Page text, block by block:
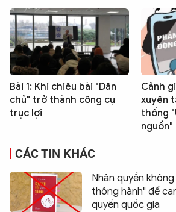
Bài 1: Khi chiêu bài "Dân
chủ" trở thành công cụ
trục lợi
Cảnh
xuyên
thống
nguồn"
CÁC TIN KHÁC
Nhân quyền
thông hành" để
quyền quốc gia